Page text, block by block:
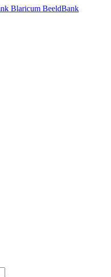
BeeldBank